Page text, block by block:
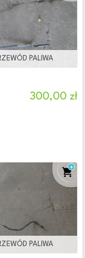
(2)
PALIWA
300,00 zł
PALIWA